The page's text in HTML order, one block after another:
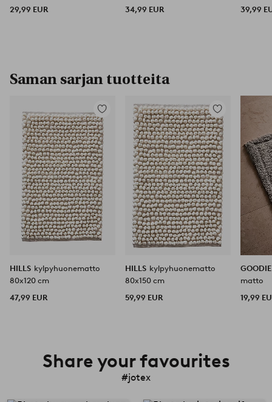
29,99 EUR
34,99 EUR
39,99
Saman sarjan tuotteita
Lisää
suosikkeihin
HILLS kylpyhuonematto
80x120 cm
47,99 EUR
Lisää
suosikkeihin
HILLS kylpyhuonematto
80x150 cm
59,99 EUR
matto
19,99
Share your favourites
#jotex